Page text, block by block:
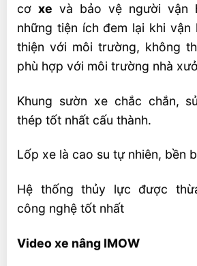
cơ xe và bảo vệ người vận
những tiện ích đem lại khi vận
thiện với môi trường, không
phù hợp với môi trường nhà
Khung sườn xe chắc chắn,
thép tốt nhất cấu thành.
Lốp xe là cao su tự nhiên, bền
Hệ thống thủy lực được
công nghệ tốt nhất
Video xe nâng IMOW